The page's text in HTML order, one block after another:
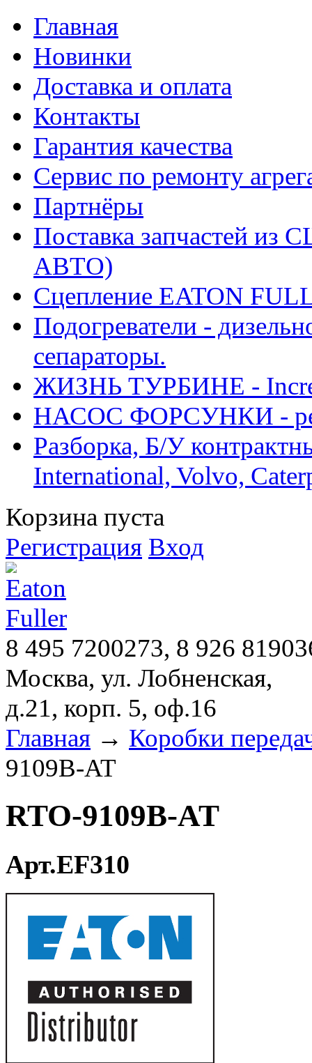
Главная
Новинки
Доставка и оплата
Контакты
Гарантия качества
Сервис по ремонту
Партнёры
Поставка запчастей
АВТО)
Сцепление EATON
Подогреватели -
сепараторы.
ЖИЗНЬ ТУРБИНЕ -
НАСОС ФОРСУНКИ -
Разборка, Б/У
International, Volvo,
Корзина пуста
Регистрация Вход
8 495 7200273, 8 926
Москва, ул. Лобненская,
д.21, корп. 5, оф.16
Главная → Коробки
9109B-AT
RTO-9109B-AT
Арт.EF310